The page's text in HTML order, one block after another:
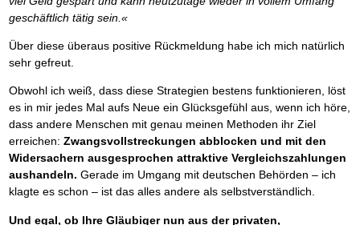
geschäftlich tätig sein.«
Über diese überaus positive Rückmeldung habe ich mich natürlich
sehr gefreut.
Obwohl ich weiß, dass diese Strategien bestens funktionieren, löst
es in mir jedes Mal aufs Neue ein Glücksgefühl aus, wenn ich höre,
dass andere Menschen mit genau meinen Methoden ihr Ziel
erreichen: Zwangsvollstreckungen abblocken und mit den
Widersachern ausgesprochen attraktive Vergleichszahlungen
aushandeln. Gerade im Umgang mit deutschen Behörden – ich
klagte es schon – ist das alles andere als selbstverständlich.
Und egal, ob Ihre Gläubiger nun aus der privaten,